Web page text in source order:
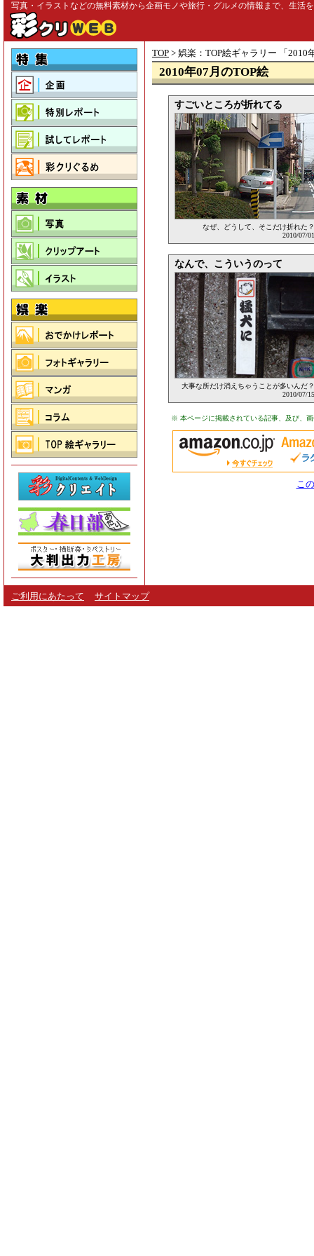
写真・イラストなどの無料素材から企画モノや旅行・グルメの情報まで、生活
TOP > 娯楽：TOP絵ギャラリー 「 2010
2010年07月のTOP絵
すごいところが折れてる
なぜ、どうして、そこだけ折れた？
2010/07/01
なんで、こういうのって
大事な所だけ消えちゃうことが多いんだ？
2010/07/15
※ 本ページに掲載されている記事、及び、
こ
ご利用にあたって サイトマップ